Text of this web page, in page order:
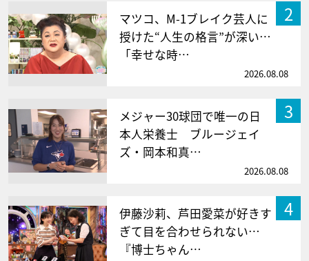
2
マツコ、M-1ブレイク芸人に
授けた“人生の格言”が深い…
「幸せな時…
2026.08.08
3
メジャー30球団で唯一の日
本人栄養士 ブルージェイ
ズ・岡本和真…
2026.08.08
4
伊藤沙莉、芦田愛菜が好きす
ぎて目を合わせられない…
『博士ちゃん…